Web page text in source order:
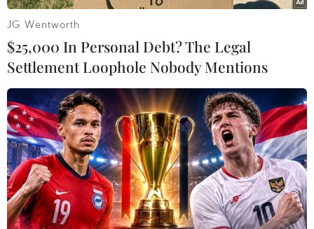
JG Wentworth
$25,000 In Personal Debt? The Legal
Settlement Loophole Nobody Mentions